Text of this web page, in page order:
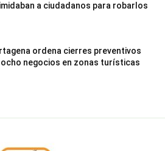
a ciudadanos para robarlos
ordena cierres preventivos
ocho negocios en zonas turísticas